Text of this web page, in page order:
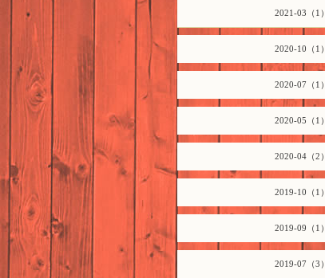
2021-03（1）
2020-10（1）
2020-07（1）
2020-05（1）
2020-04（2）
2019-10（1）
2019-09（1）
2019-07（3）
2026.08.07 Friday